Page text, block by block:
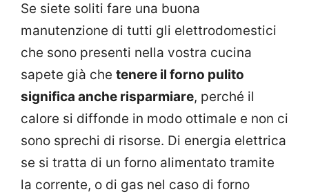
Se siete soliti fare una buona
manutenzione di tutti gli elettrodomestici
che sono presenti nella vostra cucina
sapete già che tenere il forno pulito
significa anche risparmiare, perché il
calore si diffonde in modo ottimale e non ci
sono sprechi di risorse. Di energia elettrica
se si tratta di un forno alimentato tramite
la corrente, o di gas nel caso di forno